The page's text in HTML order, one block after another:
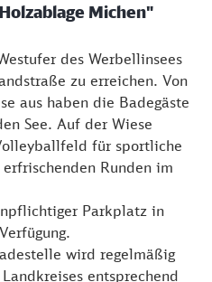
Michen"
des Werbellinsees
zu erreichen. Von
aus haben die Badegäste
See. Auf der Wiese
für sportliche
Runden im
Parkplatz in
wird regelmäßig
entsprechend